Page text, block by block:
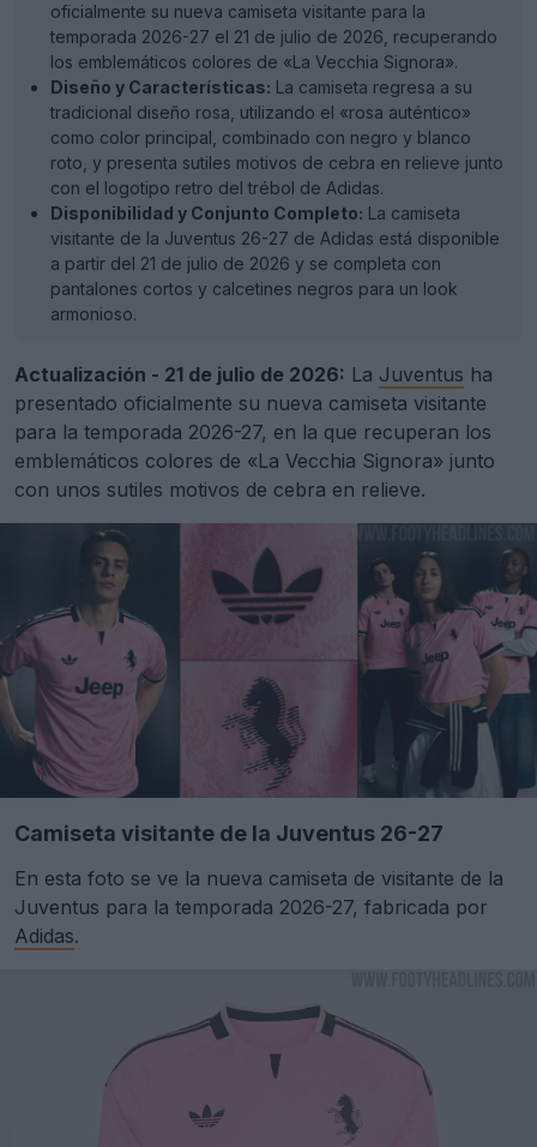
oficialmente su nueva camiseta visitante para la
temporada 2026-27 el 21 de julio de 2026, recuperando
los emblemáticos colores de «La Vecchia Signora».
Diseño y Características: La camiseta regresa a su
tradicional diseño rosa, utilizando el «rosa auténtico»
como color principal, combinado con negro y blanco
roto, y presenta sutiles motivos de cebra en relieve junto
con el logotipo retro del trébol de Adidas.
Disponibilidad y Conjunto Completo: La camiseta
visitante de la Juventus 26-27 de Adidas está disponible
a partir del 21 de julio de 2026 y se completa con
pantalones cortos y calcetines negros para un look
armonioso.
Actualización - 21 de julio de 2026: La Juventus ha
presentado oficialmente su nueva camiseta visitante
para la temporada 2026-27, en la que recuperan los
emblemáticos colores de «La Vecchia Signora» junto
con unos sutiles motivos de cebra en relieve.
Camiseta visitante de la Juventus 26-27
En esta foto se ve la nueva camiseta de visitante de la
Juventus para la temporada 2026-27, fabricada por
Adidas.